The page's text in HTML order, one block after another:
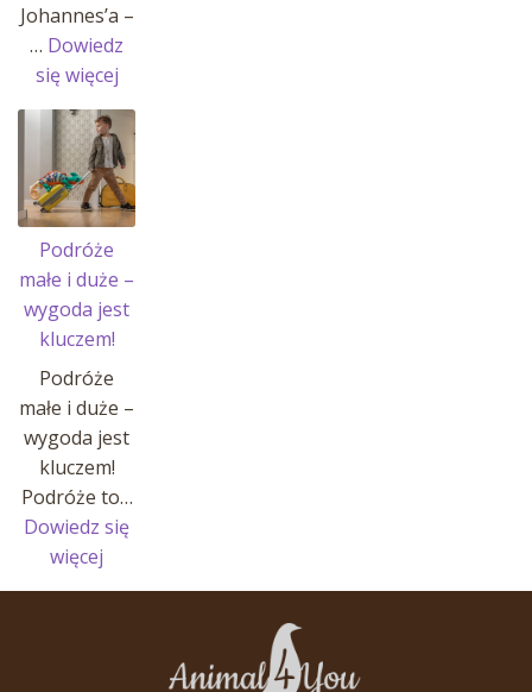
Johannes’a –
… Dowiedz
się więcej:
Historia
Johannes’a
i
jego
pasji!
Podróże
małe i duże –
wygoda jest
kluczem!
Podróże
małe i duże –
wygoda jest
kluczem!
Podróże to…
Dowiedz się
więcej
Podróże